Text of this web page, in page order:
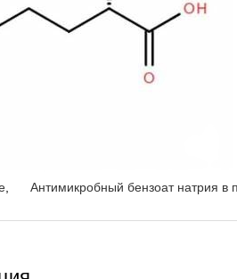
Антимикробный бензоат натрия в